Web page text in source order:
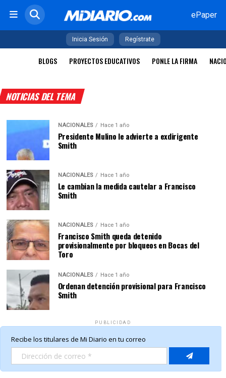
ePaper
Inicia Sesión Regístrate
BLOGS PROYECTOS EDUCATIVOS PONLE LA FIRMA
NOTICIAS DEL TEMA
NACIONALES Hace 1 año
Presidente Mulino le advierte a exdirigente
Smith
NACIONALES Hace 1 año
Le cambian la medida cautelar a Francisco
Smith
NACIONALES Hace 1 año
Francisco Smith queda detenido
provisionalmente por bloqueos en Bocas del
Toro
NACIONALES Hace 1 año
Ordenan detención provisional para Francisco
Smith
PUBLICIDAD